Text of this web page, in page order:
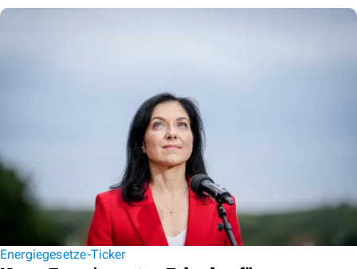
Energiegesetze-Ticker